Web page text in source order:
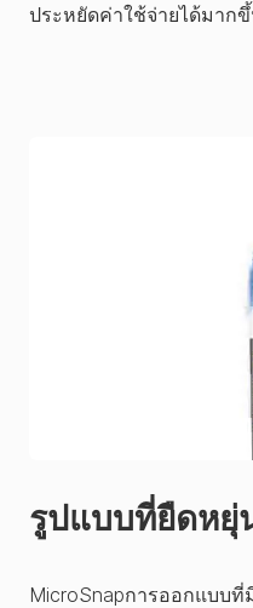
ประหยัดค่าใช้จ่ายได้มาก
รูปแบบที่ยืดหยุ่
MicroSnapการออกแบบ